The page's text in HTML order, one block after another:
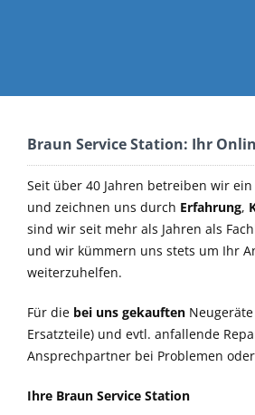
Braun Service Station: Ihr
Seit über 40 Jahren betreiben wir
und zeichnen uns durch Erfahrung,
sind wir seit mehr als Jahren als
und wir kümmern uns stets um Ihr
weiterzuhelfen.
Für die bei uns gekauften
Ersatzteile) und evtl. anfallende
Ansprechpartner bei Problemen
Ihre Braun Service Station